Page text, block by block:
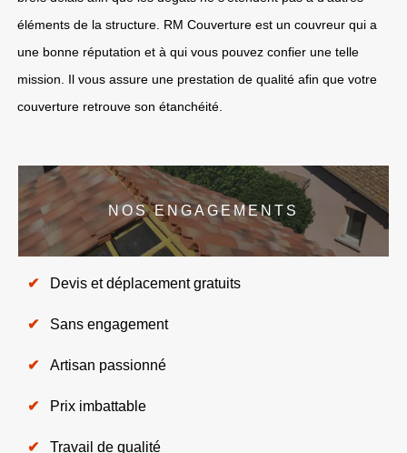
éléments de la structure. RM Couverture est un couvreur qui a
une bonne réputation et à qui vous pouvez confier une telle
mission. Il vous assure une prestation de qualité afin que votre
couverture retrouve son étanchéité.
NOS ENGAGEMENTS
Devis et déplacement gratuits
Sans engagement
Artisan passionné
Prix imbattable
Travail de qualité